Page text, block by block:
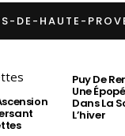
DE-HAUTE-
Puy De
Une
Dans La
L’hiver